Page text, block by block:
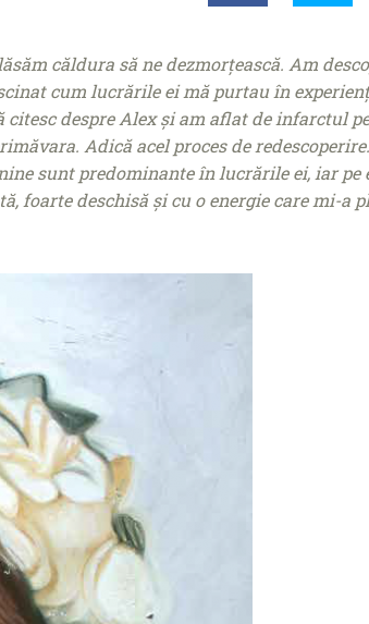
căldura să ne dezmorțească. Am
cum lucrările ei mă purtau în
despre Alex și am aflat de infarctul
Adică acel proces de
sunt predominante în lucrările ei, iar pe
foarte deschisă și cu o energie care mi-a